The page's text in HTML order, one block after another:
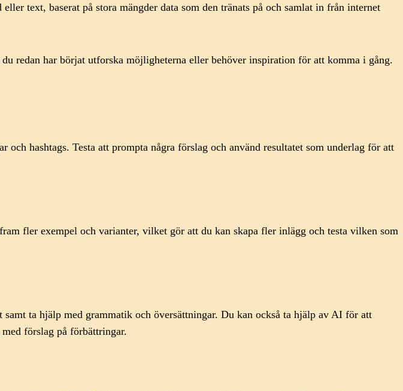
text, baserat på stora mängder data som den tränats på och samlat in från internet
redan har börjat utforska möjligheterna eller behöver inspiration för att komma i gång.
hashtags. Testa att prompta några förslag och använd resultatet som underlag för att
fler exempel och varianter, vilket gör att du kan skapa fler inlägg och testa vilken som
ta hjälp med grammatik och översättningar. Du kan också ta hjälp av AI för att
förslag på förbättringar.